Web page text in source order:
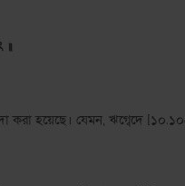
॥
করা হয়েছে। যেমন, ঋগ্বেদে